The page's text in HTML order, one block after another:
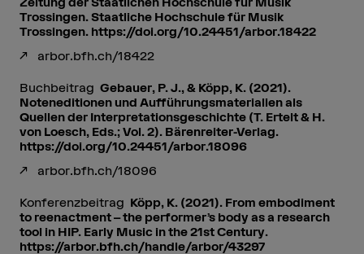
Trossingen. Staatliche Hochschule für Musik
Trossingen. https://doi.org/10.24451/arbor.18422
arbor.bfh.ch/18422
Buchbeitrag Gebauer, P. J., & Köpp, K. (2021).
Noteneditionen und Aufführungsmaterialien als
Quellen der Interpretationsgeschichte (T. Ertelt & H.
von Loesch, Eds.; Vol. 2). Bärenreiter-Verlag.
https://doi.org/10.24451/arbor.18096
arbor.bfh.ch/18096
Konferenzbeitrag Köpp, K. (2021). From embodiment
to reenactment – the performer’s body as a research
tool in HIP. Early Music in the 21st Century.
https://arbor.bfh.ch/handle/arbor/43297